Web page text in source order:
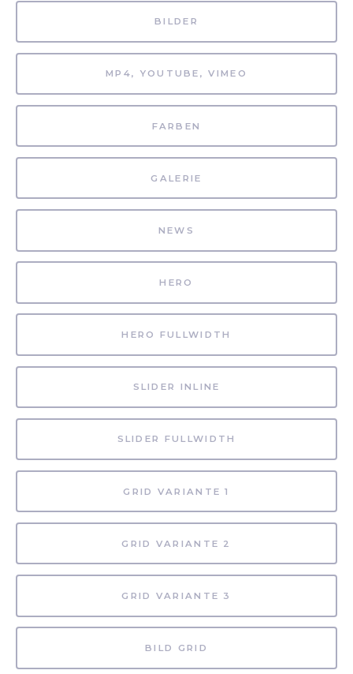
BILDER
MP4, YOUTUBE, VIMEO
FARBEN
GALERIE
NEWS
HERO
HERO FULLWIDTH
SLIDER INLINE
SLIDER FULLWIDTH
GRID VARIANTE 1
GRID VARIANTE 2
GRID VARIANTE 3
BILD GRID